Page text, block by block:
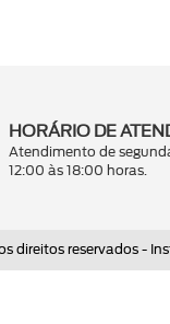
HORÁRIO DE
Atendimento de
12:00 às 18:00 horas.
direitos reservados -